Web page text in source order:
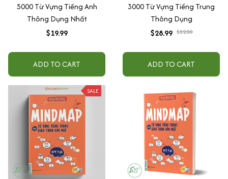
5000 Từ Vựng Tiếng Anh
Thông Dụng Nhất
$19.99
ADD TO CART
3000 Từ Vựng Tiếng Trung
Thông Dụng
$28.99 $32.00
ADD TO CART
SALE